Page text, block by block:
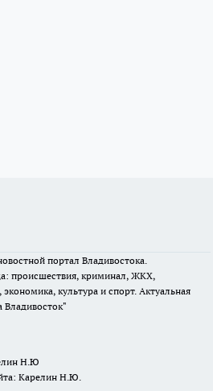
портал Владивостока.
происшествия, криминал, ЖКХ,
экономика, культура и спорт. Актуальная
Н.Ю
Карелин Н.Ю.